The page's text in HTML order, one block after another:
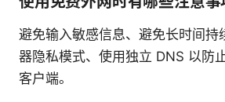
避免输入敏感信息、避免长时间持
器隐私模式、使用独立 DNS 以防
客户端。